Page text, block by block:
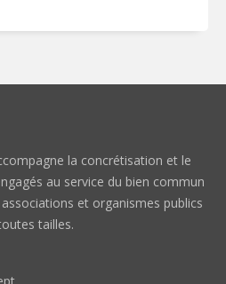
la concrétisation et le
au service du bien commun
et organismes publics
tailles.